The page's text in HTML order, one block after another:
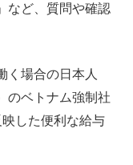
など、質問や確認
く場合の日本人
のベトナム強制社
した便利な給与